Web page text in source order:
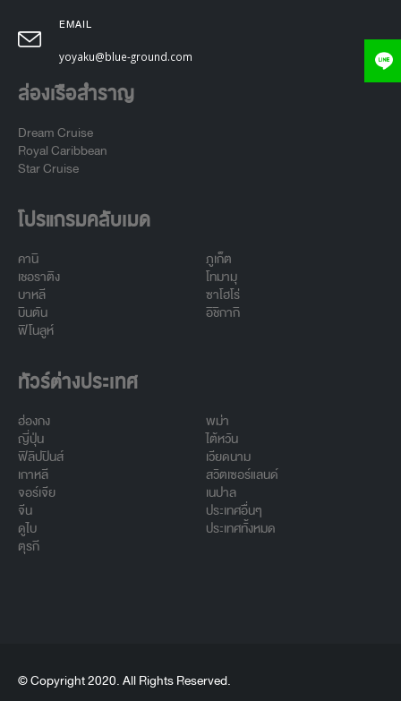
EMAIL
yoyaku@blue-ground.com
ล่องเรือสำราญ
Dream Cruise
Royal Caribbean
Star Cruise
โปรแกรมคลับเมด
คานิ
เชอราติง
บาหลี
บินตัน
ฟิโนลูห์
ภูเก็ต
โทมามุ
ซาโฮโร่
อิชิกากิ
ทัวร์ต่างประเทศ
ฮ่องกง
ญี่ปุ่น
ฟิลิปปินส์
เกาหลี
จอร์เจีย
จีน
ดูไบ
ตุรกี
พม่า
ไต้หวัน
เวียดนาม
สวิตเซอร์แลนด์
เนปาล
ประเทศอื่นๆ
ประเทศทั้งหมด
© Copyright 2020. All Rights Reserved.